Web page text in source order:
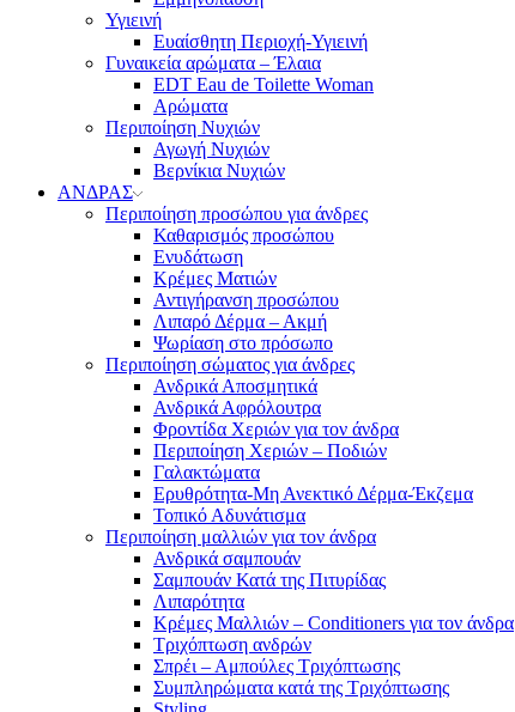
Υγιεινή
Ευαίσθητη Περιοχή-Υγιεινή
Γυναικεία αρώματα – Έλαια
EDT Eau de Toilette Woman
Αρώματα
Περιποίηση Νυχιών
Αγωγή Νυχιών
Βερνίκια Νυχιών
ΑΝΔΡΑΣ
Περιποίηση προσώπου για άνδρες
Καθαρισμός προσώπου
Ενυδάτωση
Κρέμες Ματιών
Αντιγήρανση προσώπου
Λιπαρό Δέρμα – Ακμή
Ψωρίαση στο πρόσωπο
Περιποίηση σώματος για άνδρες
Ανδρικά Αποσμητικά
Ανδρικά Αφρόλουτρα
Φροντίδα Χεριών για τον άνδρα
Περιποίηση Χεριών – Ποδιών
Γαλακτώματα
Ερυθρότητα-Μη Ανεκτικό Δέρμα-Έκζεμα
Τοπικό Αδυνάτισμα
Περιποίηση μαλλιών για τον άνδρα
Ανδρικά σαμπουάν
Σαμπουάν Κατά της Πιτυρίδας
Λιπαρότητα
Κρέμες Μαλλιών – Conditioners για τον άνδρα
Τριχόπτωση ανδρών
Σπρέι – Αμπούλες Τριχόπτωσης
Συμπληρώματα κατά της Τριχόπτωσης